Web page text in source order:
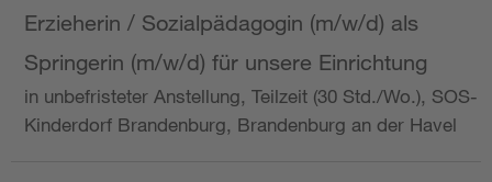
Erzieherin / Sozialpädagogin (m/w/d) als
Springerin (m/w/d) für unsere Einrichtung
in unbefristeter Anstellung, Teilzeit (30 Std./Wo.), SOS-
Kinderdorf Brandenburg, Brandenburg an der Havel